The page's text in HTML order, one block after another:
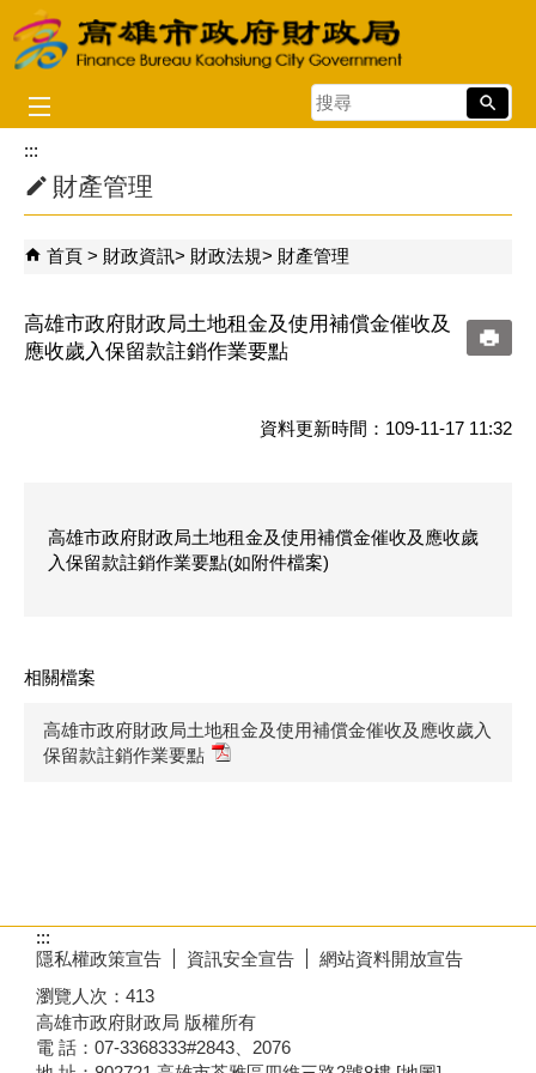
跳到主要內容區塊
搜
尋
:::
財產管理
首頁 財政資訊 財政法規 財產管理
高雄市政府財政局土地租金及使用補償金催收及
應收歲入保留款註銷作業要點
資料更新時間：109-11-17 11:32
高雄市政府財政局土地租金及使用補償金催收及應收歲
入保留款註銷作業要點(如附件檔案)
相關檔案
高雄市政府財政局土地租金及使用補償金催收及應收歲入
保留款註銷作業要點
:::
隱私權政策宣告
資訊安全宣告
網站資料開放宣告
瀏覽人次： 413
高雄市政府財政局 版權所有
電 話：07-3368333#2843、2076